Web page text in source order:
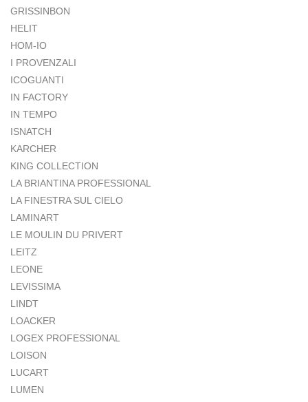
GRISSINBON
HELIT
HOM-IO
I PROVENZALI
ICOGUANTI
IN FACTORY
IN TEMPO
ISNATCH
KARCHER
KING COLLECTION
LA BRIANTINA PROFESSIONAL
LA FINESTRA SUL CIELO
LAMINART
LE MOULIN DU PRIVERT
LEITZ
LEONE
LEVISSIMA
LINDT
LOACKER
LOGEX PROFESSIONAL
LOISON
LUCART
LUMEN